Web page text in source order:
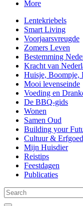
More
Lentekriebels
Smart Living
Voorjaarsvreugde
Zomers Leven
Bestemming
Kracht van
Huisje, Boompje,
Mooi levenseinde
Voeding en
De BBQ-gids
Wonen
Samen Oud
Building your
Cultuur & Erfgoed
Mijn Huisdier
Reistips
Feestdagen
Publicaties